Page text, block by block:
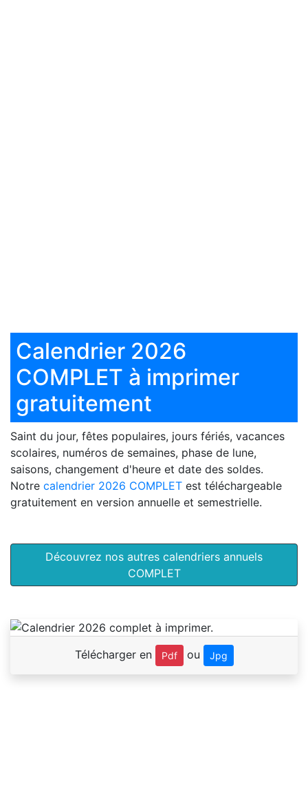
Calendrier 2026
COMPLET à imprimer
gratuitement
Saint du jour, fêtes populaires, jours fériés, vacances
scolaires, numéros de semaines, phase de lune,
saisons, changement d'heure et date des soldes.
Notre calendrier 2026 COMPLET est téléchargeable
gratuitement en version annuelle et semestrielle.
Découvrez nos autres calendriers annuels
COMPLET
Télécharger en Pdf ou Jpg